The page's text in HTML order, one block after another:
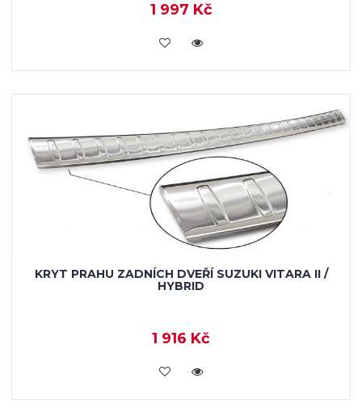
1 997 Kč
KOUPIT
KRYT PRAHU ZADNÍCH DVEŘÍ SUZUKI VITARA II /
HYBRID
1 916 Kč
KOUPIT